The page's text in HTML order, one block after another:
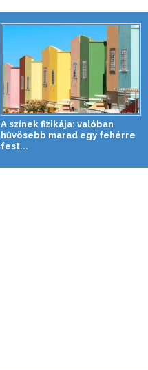
A színek fizikája: valóban
hűvösebb marad egy fehérre
fest...